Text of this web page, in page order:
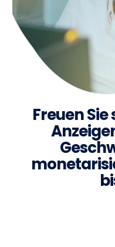
Freuen